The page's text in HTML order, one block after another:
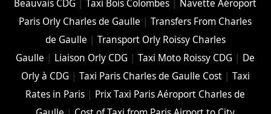
Beauvais CDG |Taxi Bois Colombes | Navette Aéroport
Paris Orly Charles de Gaulle |Transfers From Charles
de Gaulle | Transport Orly Roissy Charles
Gaulle | Liaison Orly CDG |Taxi Moto Roissy CDG | De
Orly à CDG | Taxi Paris Charles de Gaulle Cost| Taxi
Rates in Paris | Prix Taxi Paris Aéroport Charles de